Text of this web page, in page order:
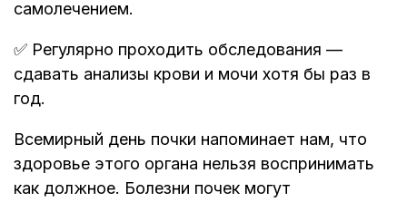
самолечением.
✅ Регулярно проходить обследования —
сдавать анализы крови и мочи хотя бы раз в
год.
Всемирный день почки напоминает нам, что
здоровье этого органа нельзя воспринимать
как должное. Болезни почек могут